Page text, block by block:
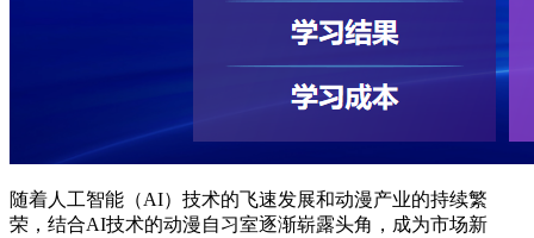
随着人工智能（AI）技术的飞速发展和动漫产业的持续繁
荣，结合AI技术的动漫自习室逐渐崭露头角，成为市场新